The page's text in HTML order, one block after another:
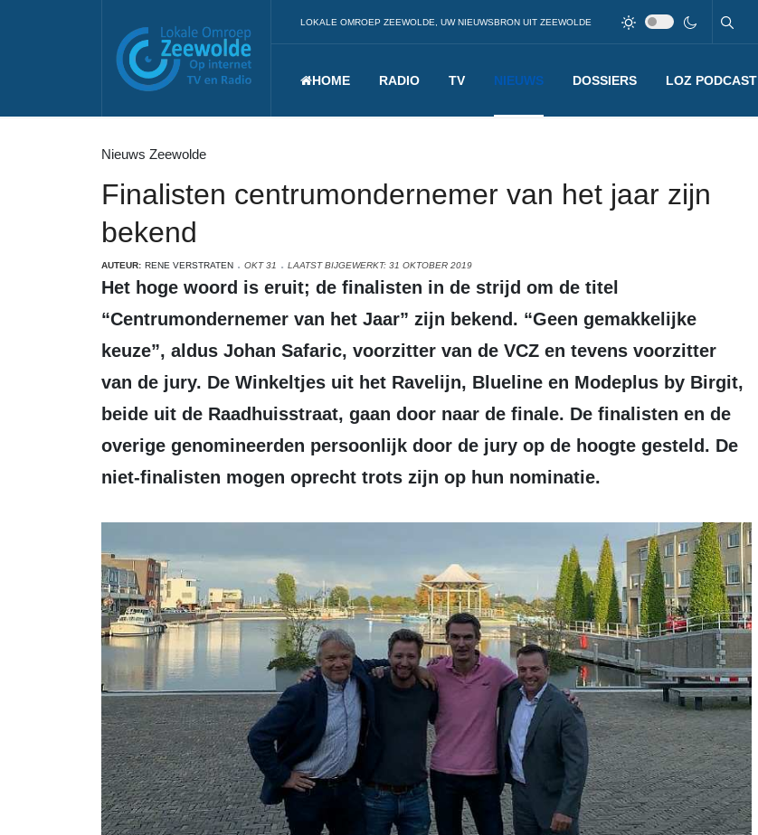
LOKALE OMROEP ZEEWOLDE, UW NIEUWSBRON UIT ZEEWOLDE
HOME RADIO TV NIEUWS DOSSIERS LOZ PODCAST
Nieuws Zeewolde
Finalisten centrumondernemer van het jaar zijn
bekend
AUTEUR: RENE VERSTRATEN OKT 31 LAATST BIJGEWERKT: 31 OKTOBER 2019
Het hoge woord is eruit; de finalisten in de strijd om de titel
“Centrumondernemer van het Jaar” zijn bekend. “Geen gemakkelijke
keuze”, aldus Johan Safaric, voorzitter van de VCZ en tevens voorzitter
van de jury. De Winkeltjes uit het Ravelijn, Blueline en Modeplus by Birgit,
beide uit de Raadhuisstraat, gaan door naar de finale. De finalisten en de
overige genomineerden persoonlijk door de jury op de hoogte gesteld. De
niet-finalisten mogen oprecht trots zijn op hun nominatie.